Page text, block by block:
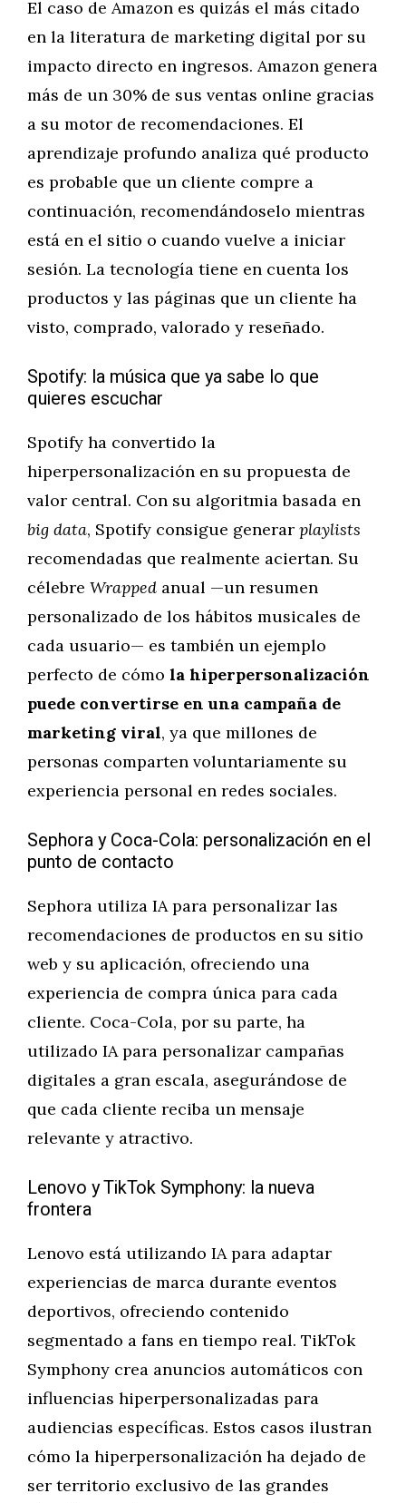
El caso de Amazon es quizás el más citado
en la literatura de marketing digital por su
impacto directo en ingresos. Amazon genera
más de un 30% de sus ventas online gracias
a su motor de recomendaciones. El
aprendizaje profundo analiza qué producto
es probable que un cliente compre a
continuación, recomendándoselo mientras
está en el sitio o cuando vuelve a iniciar
sesión. La tecnología tiene en cuenta los
productos y las páginas que un cliente ha
visto, comprado, valorado y reseñado.
Spotify: la música que ya sabe lo que
quieres escuchar
Spotify ha convertido la
hiperpersonalización en su propuesta de
valor central. Con su algoritmia basada en
big data, Spotify consigue generar playlists
recomendadas que realmente aciertan. Su
célebre Wrapped anual —un resumen
personalizado de los hábitos musicales de
cada usuario— es también un ejemplo
perfecto de cómo la hiperpersonalización
puede convertirse en una campaña de
marketing viral, ya que millones de
personas comparten voluntariamente su
experiencia personal en redes sociales.
Sephora y Coca-Cola: personalización en el
punto de contacto
Sephora utiliza IA para personalizar las
recomendaciones de productos en su sitio
web y su aplicación, ofreciendo una
experiencia de compra única para cada
cliente. Coca-Cola, por su parte, ha
utilizado IA para personalizar campañas
digitales a gran escala, asegurándose de
que cada cliente reciba un mensaje
relevante y atractivo.
Lenovo y TikTok Symphony: la nueva
frontera
Lenovo está utilizando IA para adaptar
experiencias de marca durante eventos
deportivos, ofreciendo contenido
segmentado a fans en tiempo real. TikTok
Symphony crea anuncios automáticos con
influencias hiperpersonalizadas para
audiencias específicas. Estos casos ilustran
cómo la hiperpersonalización ha dejado de
ser territorio exclusivo de las grandes